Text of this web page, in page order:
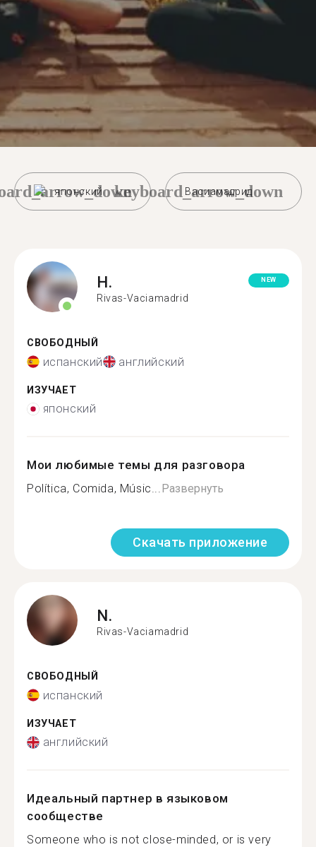
японский Васиамадрид
keyboard_arrow_down
H.
Rivas-Vaciamadrid
NEW
СВОБОДНЫЙ
испанский английский
ИЗУЧАЕТ
японский
Мои любимые темы для разговора
Política, Comida, Músic...Развернуть
Скачать приложение
N.
Rivas-Vaciamadrid
СВОБОДНЫЙ
испанский
ИЗУЧАЕТ
английский
Идеальный партнер в языковом
сообществе
Someone who is not close-minded, or is very